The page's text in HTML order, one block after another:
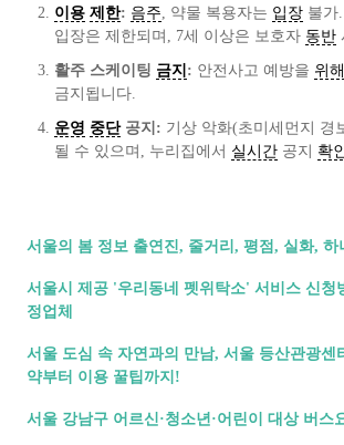
이용 제한: 음주, 약물 복용자는 입장 불가.
입장은 제한되며, 7세 이상은 보호자 동반
활주 스케이팅 금지 : 안전사고 예방을 위해
금지됩니다.
운영 중단공지: 기상 악화(초미세먼지 경
될 수 있으며, 누리집에서 실시간 공지 확
서울의 봄 정보 출연진, 줄거리, 평점, 실화, 하
서울시 제공 '우리동네 펫위탁소' 서비스 신청
정업체
서울 도심 속 자연과의 만남, 서울 등산관광센
약부터 이용 꿀팁까지!
서울 강남구 어르신·청소년·어린이 대상 버스